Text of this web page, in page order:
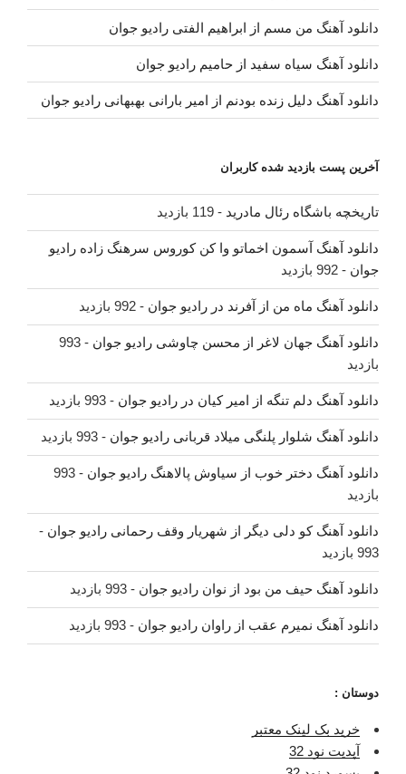
دانلود آهنگ من مسم از ابراهیم الفتی رادیو جوان
دانلود آهنگ سیاه سفید از حامیم رادیو جوان
دانلود آهنگ دلیل زنده بودنم از امیر بارانی بهبهانی رادیو جوان
آخرین پست بازدید شده کاربران
تاریخچه باشگاه رئال مادرید - 119 بازدید
دانلود آهنگ آسمون اخماتو وا کن کوروس سرهنگ زاده رادیو
جوان - 992 بازدید
دانلود آهنگ ماه من از آفرند در رادیو جوان - 992 بازدید
دانلود آهنگ جهان لاغر از محسن چاوشی رادیو جوان
- 993
بازدید
دانلود آهنگ دلم تنگه از امیر کیان در رادیو جوان - 993 بازدید
دانلود آهنگ شلوار پلنگی میلاد قربانی رادیو جوان - 993 بازدید
دانلود آهنگ دختر خوب از سیاوش پالاهنگ رادیو جوان
- 993
بازدید
دانلود آهنگ کو دلی دیگر از شهریار وقف رحمانی رادیو جوان -
993 بازدید
دانلود آهنگ حیف من بود از نوان رادیو جوان - 993 بازدید
دانلود آهنگ نمیرم عقب از راوان رادیو جوان - 993 بازدید
دوستان :
خرید بک لینک معتبر
آپدیت نود 32